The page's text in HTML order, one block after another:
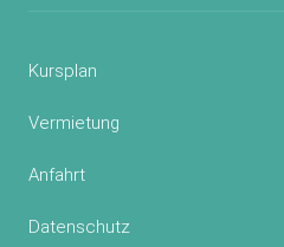
Kursplan
Vermietung
Anfahrt
Datenschutz